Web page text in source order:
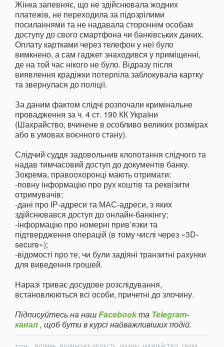
Жінка запевняє, що не здійснювала жодних
платежів, не переходила за підозрілими
посиланнями та не надавала стороннім особам
доступу до свого смартфона чи банківських даних.
Оплату картками через телефон у неї було
вимкнено, а сам гаджет знаходився у приміщенні,
де на той час нікого не було. Відразу після
виявлення крадіжки потерпіла заблокувала картку
та звернулася до поліції.
За даним фактом слідчі розпочали кримінальне
провадження за ч. 4 ст. 190 КК України
(Шахрайство, вчинене в особливо великих розмірах
або в умовах воєнного стану).
Слідчий суддя задовольнив клопотання слідчого та
надав тимчасовий доступ до документів банку.
Зокрема, правоохоронці мають отримати:
-повну інформацію про рух коштів та реквізити
отримувачів;
-дані про ІР-адреси та МАС-адреси, з яких
здійснювався доступ до онлайн-банкінгу;
-інформацію про номерні прив’язки та
підтвердження операцій (в тому числі через «3D-
secure»);
-відомості про те, чи були задіяні транзитні рахунки
для виведення грошей.
Наразі триває досудове розслідування,
встановлюються всі особи, причетні до злочину.
Підписуйтесь на нашFacebookта Telegram-
канал, щоб бути в курсі найважливіших подій.